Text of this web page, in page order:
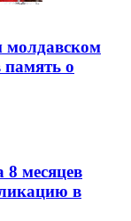
молдавском
память о
месяцев
в